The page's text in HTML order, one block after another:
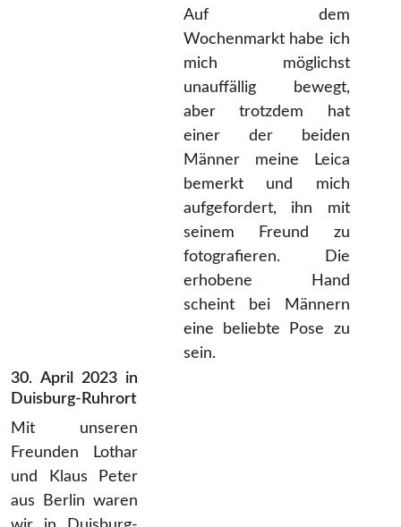
Auf dem
Wochenmarkt habe ich
mich möglichst
unauffällig bewegt,
aber trotzdem hat
einer der beiden
Männer meine Leica
bemerkt und mich
aufgefordert, ihn mit
seinem Freund zu
fotografieren. Die
erhobene Hand
scheint bei Männern
eine beliebte Pose zu
sein.
30. April 2023 in
Duisburg-Ruhrort
Mit unseren
Freunden Lothar
und Klaus Peter
aus Berlin waren